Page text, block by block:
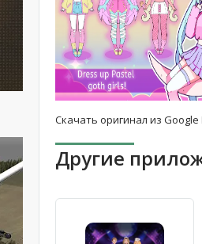
Скачать оригинал из Google
Другие